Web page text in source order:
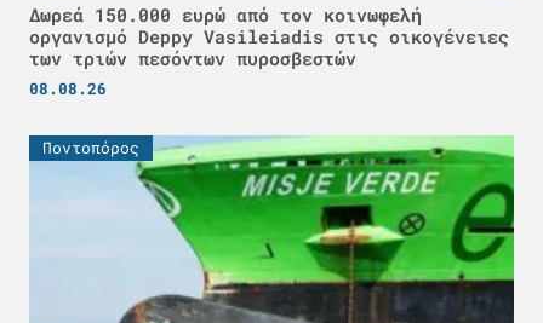
Δωρεά 150.000 ευρώ από τον κοινωφελή
οργανισμό Deppy Vasileiadis στις οικογένειες
των τριών πεσόντων πυροσβεστών
08.08.26
Ποντοπόρος